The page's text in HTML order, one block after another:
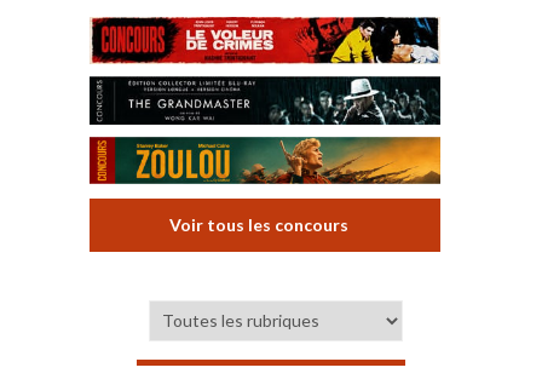
Voir tous les concours